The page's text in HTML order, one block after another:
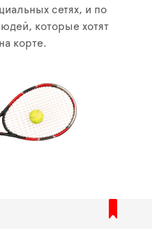
сетях, и по
которые хотят
корте.